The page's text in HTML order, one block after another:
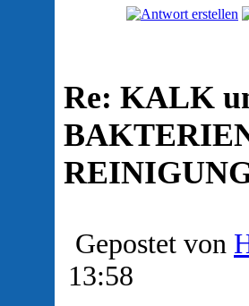
Re: KALK
Gepostet von
13:58